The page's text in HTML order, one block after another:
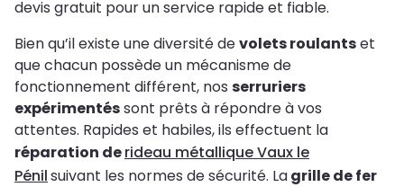
devis gratuit pour un service rapide et fiable.
Bien qu’il existe une diversité devolets roulantset
que chacun possède un mécanisme de
fonctionnement différent, nos serruriers
expérimentéssont prêts à répondre à vos
attentes. Rapides et habiles, ils effectuent la
réparation derideau métallique Vaux le
Pénilsuivant les normes de sécurité. Lagrille de fer